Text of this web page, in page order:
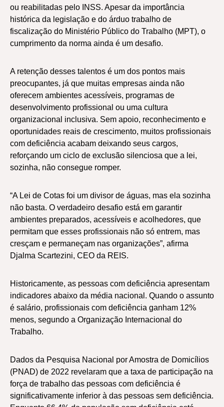
ou reabilitadas pelo INSS. Apesar da importância
histórica da legislação e do árduo trabalho de
fiscalização do Ministério Público do Trabalho (MPT), o
cumprimento da norma ainda é um desafio.
A retenção desses talentos é um dos pontos mais
preocupantes, já que muitas empresas ainda não
oferecem ambientes acessíveis, programas de
desenvolvimento profissional ou uma cultura
organizacional inclusiva. Sem apoio, reconhecimento e
oportunidades reais de crescimento, muitos profissionais
com deficiência acabam deixando seus cargos,
reforçando um ciclo de exclusão silenciosa que a lei,
sozinha, não consegue romper.
“A Lei de Cotas foi um divisor de águas, mas ela sozinha
não basta. O verdadeiro desafio está em garantir
ambientes preparados, acessíveis e acolhedores, que
permitam que esses profissionais não só entrem, mas
cresçam e permaneçam nas organizações”, afirma
Djalma Scartezini, CEO da REIS.
Historicamente, as pessoas com deficiência apresentam
indicadores abaixo da média nacional. Quando o assunto
é salário, profissionais com deficiência ganham 12%
menos, segundo a Organização Internacional do
Trabalho.
Dados da Pesquisa Nacional por Amostra de Domicílios
(PNAD) de 2022 revelaram que a taxa de participação na
força de trabalho das pessoas com deficiência é
significativamente inferior à das pessoas sem deficiência.